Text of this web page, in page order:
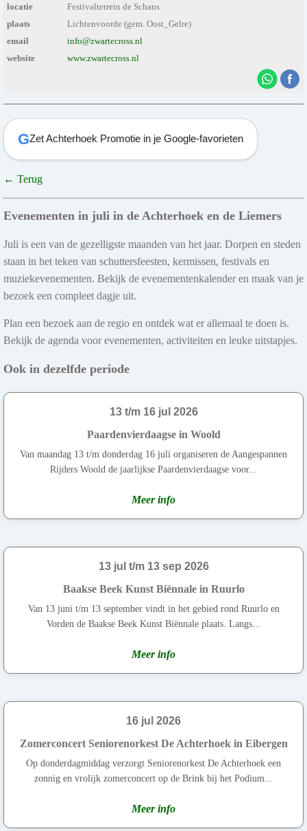
locatie
Festivalterrein de Schans
plaats
Lichtenvoorde (gem. Oost_Gelre)
email
info@zwartecross.nl
website
www.zwartecross.nl
GZet Achterhoek Promotie in je Google-favorieten
← Terug
Evenementen in juli in de Achterhoek en de Liemers
Juli is een van de gezelligste maanden van het jaar. Dorpen en steden
staan in het teken van schuttersfeesten, kermissen, festivals en
muziekevenementen. Bekijk de evenementenkalender en maak van je
bezoek een compleet dagje uit.
Plan een bezoek aan de regio en ontdek wat er allemaal te doen is.
Bekijk de agenda voor evenementen, activiteiten en leuke uitstapjes.
Ook in dezelfde periode
13 t/m 16 jul 2026
Paardenvierdaagse in Woold
Van maandag 13 t/m donderdag 16 juli organiseren de Aangespannen
Rijders Woold de jaarlijkse Paardenvierdaagse voor...
Meer info
13 jul t/m 13 sep 2026
Baakse Beek Kunst Biënnale in Ruurlo
Van 13 juni t/m 13 september vindt in het gebied rond Ruurlo en
Vorden de Baakse Beek Kunst Biënnale plaats. Langs...
Meer info
16 jul 2026
Zomerconcert Seniorenorkest De Achterhoek in Eibergen
Op donderdagmiddag verzorgt Seniorenorkest De Achterhoek een
zonnig en vrolijk zomerconcert op de Brink bij het Podium...
Meer info